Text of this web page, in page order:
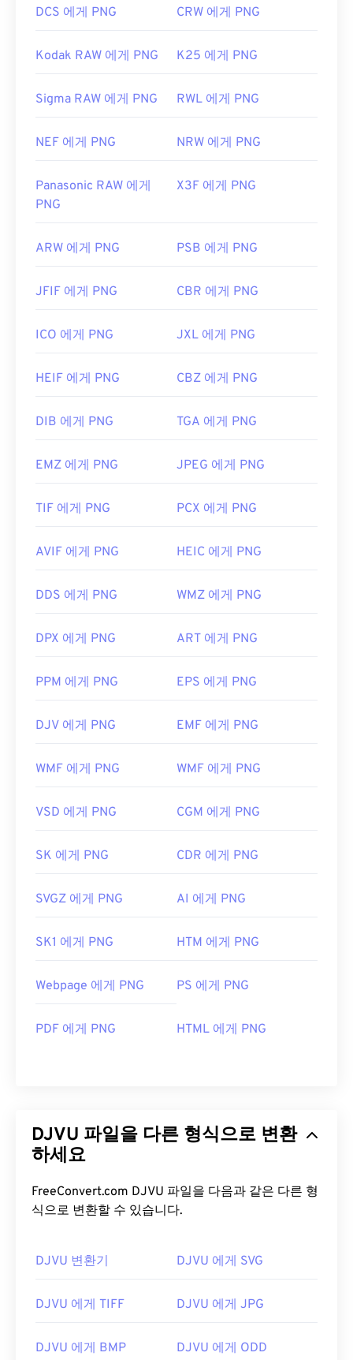
DCS 에게 PNG CRW 에게 PNG
Kodak RAW 에게 PNG K25 에게 PNG
Sigma RAW 에게 PNG RWL 에게 PNG
NEF 에게 PNG NRW 에게 PNG
Panasonic RAW 에게
PNG
X3F 에게 PNG
ARW 에게 PNG PSB 에게 PNG
JFIF 에게 PNG CBR 에게 PNG
ICO 에게 PNG JXL 에게 PNG
HEIF 에게 PNG CBZ 에게 PNG
DIB 에게 PNG TGA 에게 PNG
EMZ 에게 PNG JPEG 에게 PNG
TIF 에게 PNG PCX 에게 PNG
AVIF 에게 PNG HEIC 에게 PNG
DDS 에게 PNG WMZ 에게 PNG
DPX 에게 PNG ART 에게 PNG
PPM 에게 PNG EPS 에게 PNG
DJV 에게 PNG EMF 에게 PNG
WMF 에게 PNG WMF 에게 PNG
VSD 에게 PNG CGM 에게 PNG
SK 에게 PNG CDR 에게 PNG
SVGZ 에게 PNG AI 에게 PNG
SK1 에게 PNG HTM 에게 PNG
Webpage 에게 PNG PS 에게 PNG
PDF 에게 PNG HTML 에게 PNG
DJVU 파일을 다른 형식으로 변환
하세요
FreeConvert.com DJVU 파일을 다음과 같은 다른 형
식으로 변환할 수 있습니다.
DJVU 변환기 DJVU 에게 SVG
DJVU 에게 TIFF DJVU 에게 JPG
DJVU 에게 BMP DJVU 에게 ODD